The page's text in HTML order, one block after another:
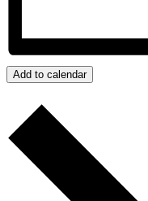
Add to calendar